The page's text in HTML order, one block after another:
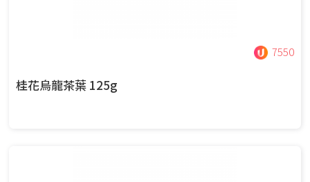
7550
桂花烏龍茶葉 125g